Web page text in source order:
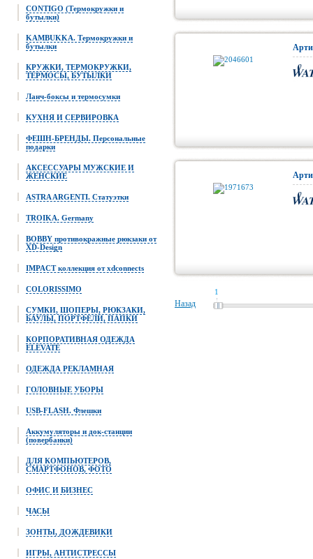
CONTIGO (Термокружки и
бутылки)
KAMBUKKA. Термокружки и
бутылки
КРУЖКИ, ТЕРМОКРУЖКИ,
ТЕРМОСЫ, БУТЫЛКИ
Ланч-боксы и термосумки
КУХНЯ И СЕРВИРОВКА
ФЕШН-БРЕНДЫ. Персональные
подарки
АКСЕССУАРЫ МУЖСКИЕ И
ЖЕНСКИЕ
ASTRA ARGENTI. Статуэтки
TROIKA. Germany
BOBBY противокражные рюкзаки от
XD-Design
IMPACT коллекция от xdconnects
COLORISSIMO
СУМКИ, ШОПЕРЫ, РЮКЗАКИ,
БАУЛЫ, ПОРТФЕЛИ, ПАПКИ
КОРПОРАТИВНАЯ ОДЕЖДА
ELEVATE
ОДЕЖДА РЕКЛАМНАЯ
ГОЛОВНЫЕ УБОРЫ
USB-FLASH. Флешки
Аккумуляторы и док-станции
(повербанки)
ДЛЯ КОМПЬЮТЕРОВ,
СМАРТФОНОВ, ФОТО
ОФИС И БИЗНЕС
ЧАСЫ
ЗОНТЫ, ДОЖДЕВИКИ
ИГРЫ, АНТИСТРЕССЫ
Назад
1